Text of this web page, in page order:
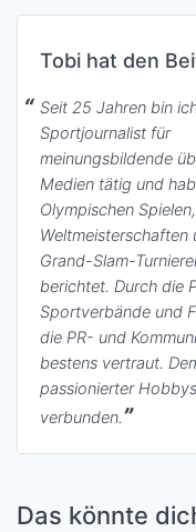
Tobi hat den
Seit 25 Jahren bin
Sportjournalist für
meinungsbildende
Medien tätig und
Olympischen
Weltmeisterschaften
Grand-Slam-
berichtet. Durch die
Sportverbände und
die PR- und
bestens vertraut.
passionierter
verbunden.
Das könnte